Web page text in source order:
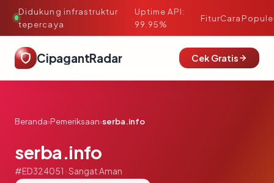
Didukung infrastruktur
tepercaya
·
Uptime API:
99.95%
FiturCara
CipagantRadar Cek Gratis
Beranda›Pemeriksaan›serba.info
serba.info
#ED324051 · Sangat Aman